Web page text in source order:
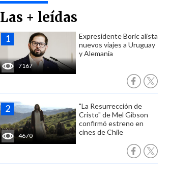
Las + leídas
7167
Expresidente Boric alista
nuevos viajes a Uruguay
y Alemania
4670
"La Resurrección de
Cristo" de Mel Gibson
confirmó estreno en
cines de Chile